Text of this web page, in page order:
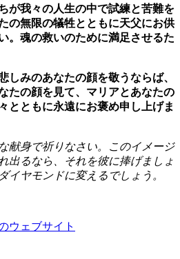
が我々の人生の中で試練と苦難を
の無限の犠牲とともに天父にお供
。魂の救いのために満足させるた
しみのあなたの顔を敬うならば、
たの顔を見て、マリアとあなたの
とともに永遠にお褒め申し上げま
献身で祈りなさい。このイメージ
出るなら、それを彼に捧げましょ
イヤモンドに変えるでしょう。
ウェブサイト